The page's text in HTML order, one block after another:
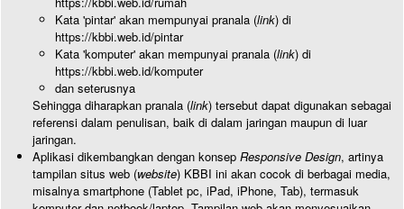
Kata 'pintar' akan mempunyai pranala (link) di
https://kbbi.web.id/pintar
Kata 'komputer' akan mempunyai pranala (link) di
https://kbbi.web.id/komputer
dan seterusnya
Sehingga diharapkan pranala (link) tersebut dapat digunakan sebagai
referensi dalam penulisan, baik di dalam jaringan maupun di luar
jaringan.
Aplikasi dikembangkan dengan konsep Responsive Design, artinya
tampilan situs web (website) KBBI ini akan cocok di berbagai media,
misalnya smartphone (Tablet pc, iPad, iPhone, Tab), termasuk